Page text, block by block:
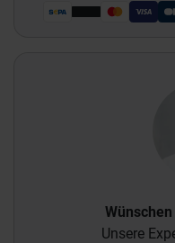
Unsere